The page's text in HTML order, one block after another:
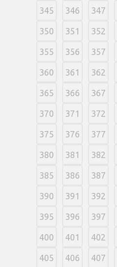
345 346 347
350 351 352
355 356 357
360 361 362
365 366 367
370 371 372
375 376 377
380 381 382
385 386 387
390 391 392
395 396 397
400 401 402
405 406 407